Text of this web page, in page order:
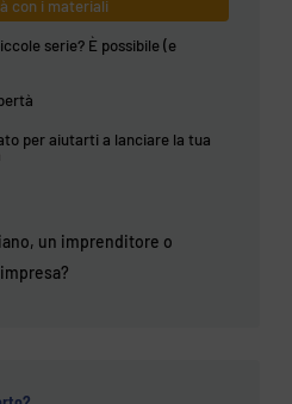
con i materiali
serie? È possibile (e
per aiutarti a lanciare la tua
un imprenditore o